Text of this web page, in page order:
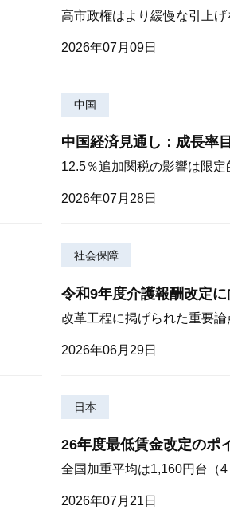
高市政権はより緩慢な引上
2026年07月09日
中国
中国経済見通し：成長率
12.5％追加関税の影響は限
2026年07月28日
社会保障
令和9年度介護報酬改定
改革工程に掲げられた重要
2026年06月29日
日本
26年度最低賃金改定のポ
全国加重平均は1,160円台（
2026年07月21日